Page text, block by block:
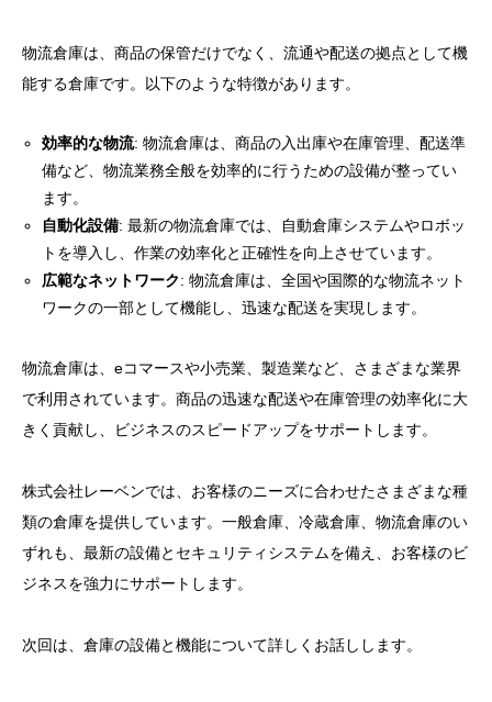
物流倉庫は、商品の保管だけでなく、流通や配送の拠点として機
能する倉庫です。以下のような特徴があります。
効率的な物流: 物流倉庫は、商品の入出庫や在庫管理、配送準
備など、物流業務全般を効率的に行うための設備が整ってい
ます。
自動化設備: 最新の物流倉庫では、自動倉庫システムやロボッ
トを導入し、作業の効率化と正確性を向上させています。
広範なネットワーク: 物流倉庫は、全国や国際的な物流ネット
ワークの一部として機能し、迅速な配送を実現します。
物流倉庫は、eコマースや小売業、製造業など、さまざまな業界
で利用されています。商品の迅速な配送や在庫管理の効率化に大
きく貢献し、ビジネスのスピードアップをサポートします。
株式会社レーベンでは、お客様のニーズに合わせたさまざまな種
類の倉庫を提供しています。一般倉庫、冷蔵倉庫、物流倉庫のい
ずれも、最新の設備とセキュリティシステムを備え、お客様のビ
ジネスを強力にサポートします。
次回は、倉庫の設備と機能について詳しくお話しします。